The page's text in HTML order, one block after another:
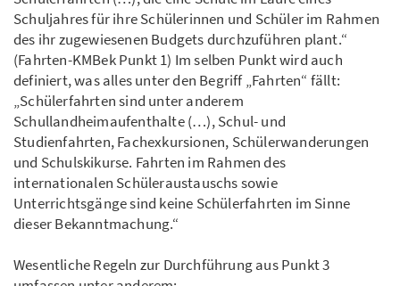
Schuljahres für ihre Schülerinnen und Schüler im Rahmen
des ihr zugewiesenen Budgets durchzuführen plant.“
(Fahrten-KMBek Punkt 1) Im selben Punkt wird auch
definiert, was alles unter den Begriff „Fahrten“ fällt:
„Schülerfahrten sind unter anderem
Schullandheimaufenthalte (…), Schul- und
Studienfahrten, Fachexkursionen, Schülerwanderungen
und Schulskikurse. Fahrten im Rahmen des
internationalen Schüleraustauschs sowie
Unterrichtsgänge sind keine Schülerfahrten im Sinne
dieser Bekanntmachung.“
Wesentliche Regeln zur Durchführung aus Punkt 3